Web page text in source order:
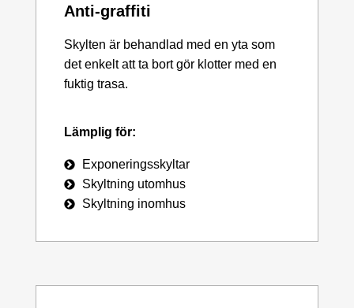
Anti-graffiti
Skylten är behandlad med en yta som
det enkelt att ta bort gör klotter med en
fuktig trasa.
Lämplig för:
Exponeringsskyltar
Skyltning utomhus
Skyltning inomhus